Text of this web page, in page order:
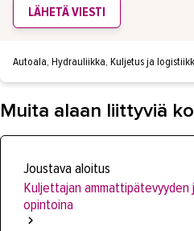
LÄHETÄ VIESTI
Autoala, Hydrauliikka, Kuljetus ja
Muita alaan liittyviä
Joustava aloitus
Kuljettajan
opintoina